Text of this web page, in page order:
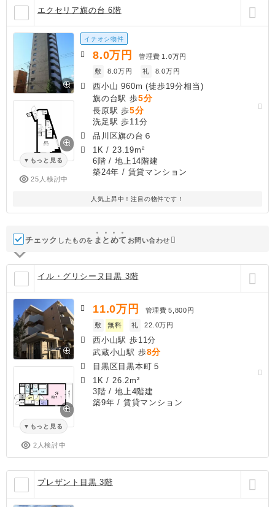
エクセリア旗の台 6階
もっと見る
25人検討中
イチオシ物件
8.0万円 管理費 1.0万円
敷
8.0万円 礼 8.0万円
西小山 960m (徒歩19分相当)
旗の台駅 歩5分
長原駅 歩5分
洗足駅 歩11分
品川区旗の台６
1K / 23.19m²
6階 / 地上14階建
築24年 / 賃貸マンション
人気上昇中！注目の物件です！
チェック したものを ま と めて お問い合わせ
イル・グリシーヌ目黒 3階
もっと見る
2人検討中
11.0万円 管理費 5,800円
敷
無料 礼 22.0万円
西小山駅 歩11分
武蔵小山駅 歩8分
目黒区目黒本町５
1K / 26.2m²
3階 / 地上4階建
築9年 / 賃貸マンション
プレザント目黒 3階